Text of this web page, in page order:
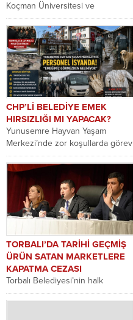
Koçman Üniversitesi ve
Tazelenme Üniversitesi iş
birliğinde, 60 yaş ve üzeri...
CHP’Lİ BELEDİYE EMEK
HIRSIZLIĞI MI YAPACAK?
Yunusemre Hayvan Yaşam
Merkezi’nde zor koşullarda görev
yapan 50’nin üzerindeki
personeli toplantıya çağıran
belediyenin insan...
TORBALI’DA TARİHİ GEÇMİŞ
ÜRÜN SATAN MARKETLERE
KAPATMA CEZASI
Torbalı Belediyesi’nin halk
sağlığını korumaya yönelik